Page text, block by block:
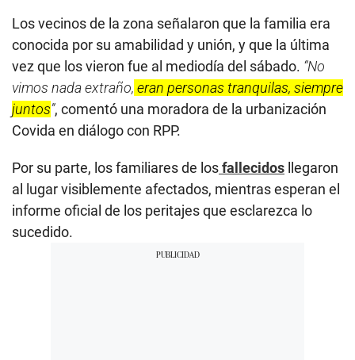
Los vecinos de la zona señalaron que la familia era
conocida por su amabilidad y unión, y que la última
vez que los vieron fue al mediodía del sábado. “No
vimos nada extraño, eran personas tranquilas, siempre
juntos”, comentó una moradora de la urbanización
Covida en diálogo con RPP.
Por su parte, los familiares de losfallecidos llegaron
al lugar visiblemente afectados, mientras esperan el
informe oficial de los peritajes que esclarezca lo
sucedido.